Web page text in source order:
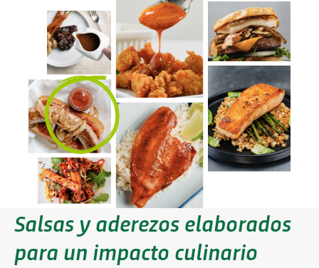
Salsas y aderezos elaborados
para un impacto culinario